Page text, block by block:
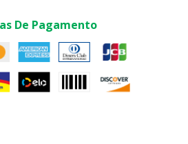
De Pagamento